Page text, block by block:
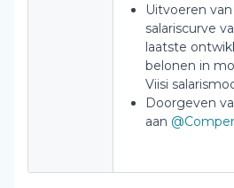
Uitvoeren
salariscurve
laatste
belonen in
Viisi
Doorgeven
aan